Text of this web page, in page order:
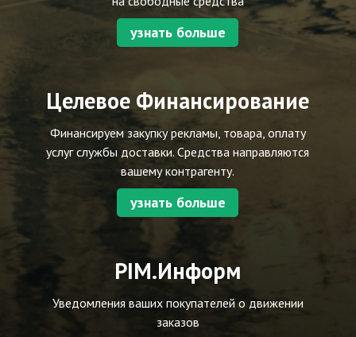
узнать больше
Целевое Финансирование
Финансируем закупку рекламы, товара, оплату
услуг службы доставки. Средства направляются
вашему контрагенту.
узнать больше
PIM.Информ
Уведомления ваших покупателей о движении
заказов